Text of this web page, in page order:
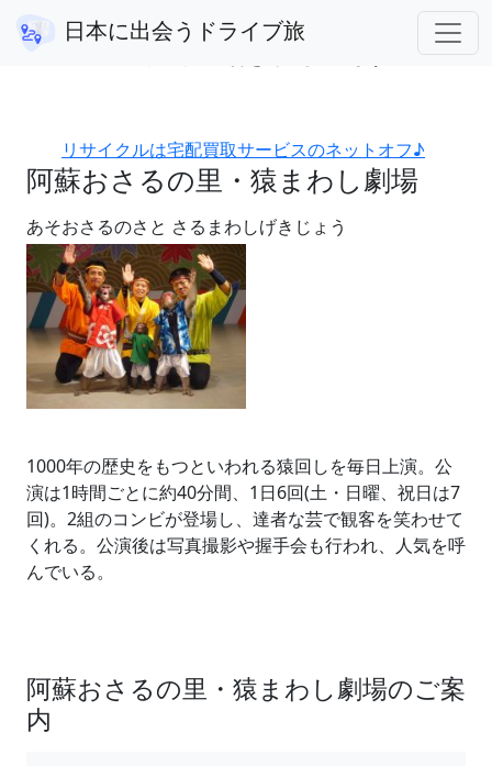
日本に出会うドライブ旅
リサイクルは宅配買取サービスのネットオフ♪
阿蘇おさるの里・猿まわし劇場
あそおさるのさと さるまわしげきじょう
1000年の歴史をもつといわれる猿回しを毎日上演。公
演は1時間ごとに約40分間、1日6回(土・日曜、祝日は7
回)。2組のコンビが登場し、達者な芸で観客を笑わせて
くれる。公演後は写真撮影や握手会も行われ、人気を呼
んでいる。
阿蘇おさるの里・猿まわし劇場のご案
内